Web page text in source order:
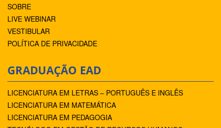
SOBRE
LIVE WEBINAR
VESTIBULAR
POLÍTICA DE PRIVACIDADE
GRADUAÇÃO EAD
LICENCIATURA EM LETRAS – PORTUGUÊS E INGLÊS
LICENCIATURA EM MATEMÁTICA
LICENCIATURA EM PEDAGOGIA